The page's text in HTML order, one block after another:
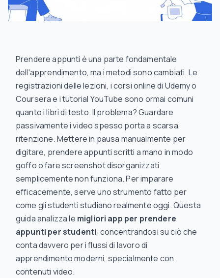
Prendere appunti è una parte fondamentale
dell'apprendimento, ma i metodi sono cambiati. Le
registrazioni delle lezioni, i corsi online di Udemy o
Coursera e i tutorial YouTube sono ormai comuni
quanto i libri di testo. Il problema? Guardare
passivamente i video spesso porta a scarsa
ritenzione. Mettere in pausa manualmente per
digitare, prendere appunti scritti a mano in modo
goffo o fare screenshot disorganizzati
semplicemente non funziona. Per imparare
efficacemente, serve uno strumento fatto per
come gli studenti studiano realmente oggi. Questa
guida analizza le migliori app per prendere
appunti per studenti, concentrandosi su ciò che
conta davvero per i flussi di lavoro di
apprendimento moderni, specialmente con
contenuti video.